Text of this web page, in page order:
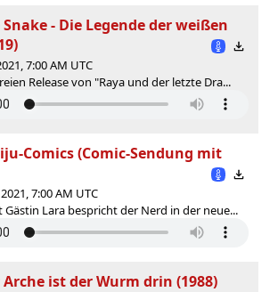
- Die Legende der weißen
7:00 AM UTC
Release von "Raya und der letzte Dra...
Comics (Comic-Sendung mit
7:00 AM UTC
Lara bespricht der Nerd in der neue...
Arche ist der Wurm drin (1988)